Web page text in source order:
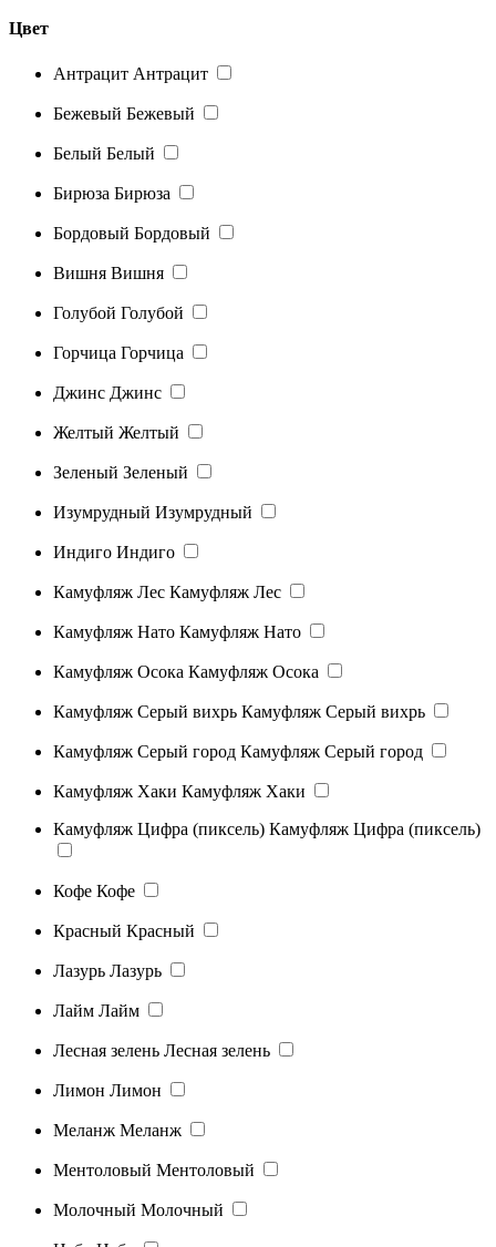
Цвет
Антрацит Антрацит
Бежевый Бежевый
Белый Белый
Бирюза Бирюза
Бордовый Бордовый
Вишня Вишня
Голубой Голубой
Горчица Горчица
Джинс Джинс
Желтый Желтый
Зеленый Зеленый
Изумрудный Изумрудный
Индиго Индиго
Камуфляж Лес Камуфляж Лес
Камуфляж Нато Камуфляж Нато
Камуфляж Осока Камуфляж Осока
Камуфляж Серый вихрь Камуфляж Серый вихрь
Камуфляж Серый город Камуфляж Серый город
Камуфляж Хаки Камуфляж Хаки
Камуфляж Цифра (пиксель) Камуфляж Цифра (пиксель)
Кофе Кофе
Красный Красный
Лазурь Лазурь
Лайм Лайм
Лесная зелень Лесная зелень
Лимон Лимон
Меланж Меланж
Ментоловый Ментоловый
Молочный Молочный